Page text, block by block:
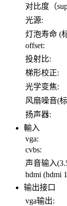
对比度（
光源:
灯泡寿命 (
offset:
投射比:
梯形校正:
光学变焦:
风扇噪音(
扬声器:
輸入
vga:
cvbs:
声音输入
hdmi (hdmi
输出接口
vga输出: